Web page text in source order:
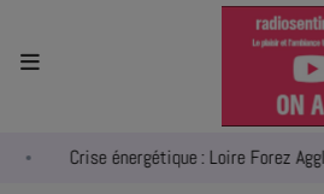
Crise énergétique : Loire Forez